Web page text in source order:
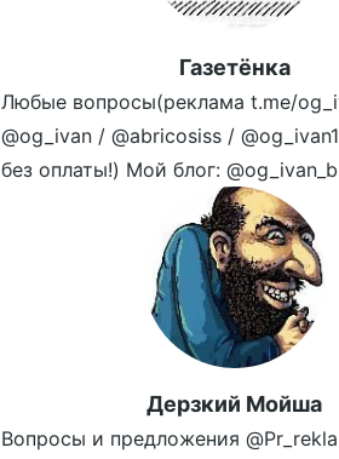
Газетёнка
Любые вопросы(реклама t.me/
@og_ivan / @abricosiss /
без оплаты!) Мой блог:
Дерзкий Мойша
Вопросы и предложения